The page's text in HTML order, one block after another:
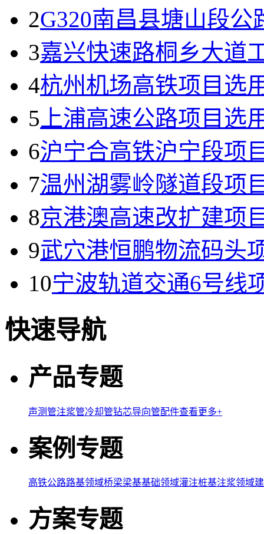
2G320南昌县塘山段
3嘉兴快速路桐乡大道
4杭州机场高铁项目选
5 上浦高速公路项目选
6沪宁合高铁沪宁段项
7温州湖雾岭隧道段项
8京港澳高速改扩建项
9武穴港恒鹏物流码头
10宁波轨道交通6号线
快速导航
产品专题
声测管注浆管冷却管钻芯导向管配件查看更多+
案例专题
高铁公路路基领域桥梁梁基基础领域灌注桩基注浆领域
方案专题